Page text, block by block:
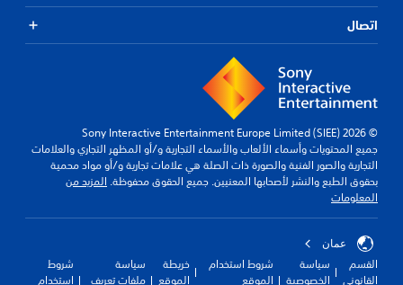
اتصال
© 2026 Sony Interactive Entertainment Europe Limited (SIEE)
جميع المحتويات وأسماء الألعاب والأسماء التجارية و/أو المظهر التجاري والعلامات
التجارية والصور الفنية والصورة ذات الصلة هي علامات تجارية و/أو مواد محمية
بحقوق الطبع والنشر لأصحابها المعنيين. جميع الحقوق محفوظة. المزيد من
المعلومات
عمان
القسم
القانوني
سياسة
الخصوصية
شروط استخدام
الموقع
خريطة
الموقع
سياسة
ملفات تعريف
شروط
استخدام